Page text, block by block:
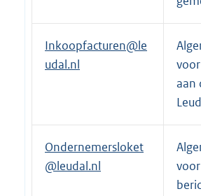
Inkoopfacturen@le
udal.nl
aan
Ondernemersloket
@leudal.nl